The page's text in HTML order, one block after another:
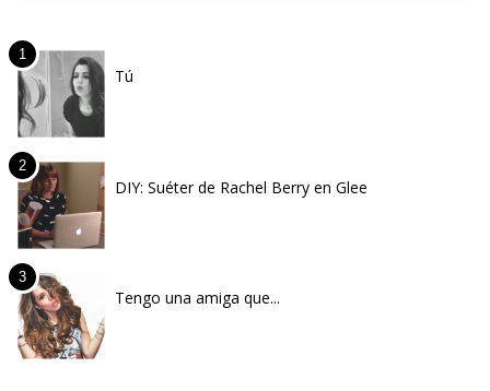
Tú
DIY: Suéter de Rachel Berry en Glee
Tengo una amiga que...